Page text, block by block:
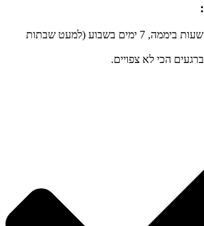
אנחנו כאן בשבילכם 24 שעות ביממה, 7 ימים בשבוע (למעט שבתות
הכי לא צפויים.